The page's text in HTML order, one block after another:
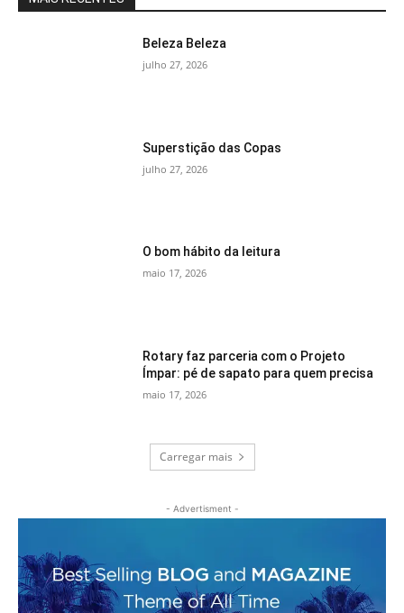
Beleza Beleza
julho 27, 2026
Superstição das Copas
julho 27, 2026
O bom hábito da leitura
maio 17, 2026
Rotary faz parceria com o Projeto
Ímpar: pé de sapato para quem precisa
maio 17, 2026
Carregar mais
- Advertisment -